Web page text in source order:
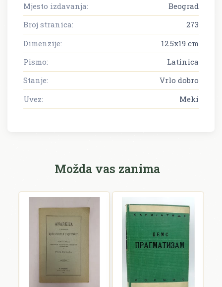
Mjesto izdavanja:
Beograd
Broj stranica:
273
Dimenzije:
12.5x19 cm
Pismo:
Latinica
Stanje:
Vrlo dobro
Uvez:
Meki
Možda vas zanima